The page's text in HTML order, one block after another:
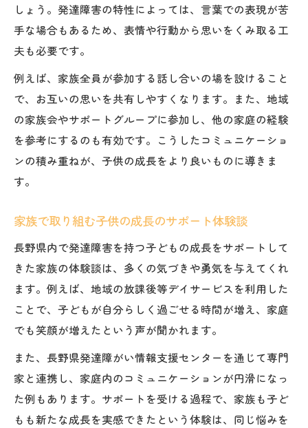
しょう。発達障害の特性によっては、言葉での表現が苦
手な場合もあるため、表情や行動から思いをくみ取る工
夫も必要です。
例えば、家族全員が参加する話し合いの場を設けること
で、お互いの思いを共有しやすくなります。また、地域
の家族会やサポートグループに参加し、他の家庭の経験
を参考にするのも有効です。こうしたコミュニケーショ
ンの積み重ねが、子供の成長をより良いものに導きま
す。
家族で取り組む子供の成長のサポート体験談
長野県内で発達障害を持つ子どもの成長をサポートして
きた家族の体験談は、多くの気づきや勇気を与えてくれ
ます。例えば、地域の放課後等デイサービスを利用した
ことで、子どもが自分らしく過ごせる時間が増え、家庭
でも笑顔が増えたという声が聞かれます。
また、長野県発達障がい情報支援センターを通じて専門
家と連携し、家庭内のコミュニケーションが円滑になっ
た例もあります。サポートを受ける過程で、家族も子ど
もも新たな成長を実感できたという体験は、同じ悩みを